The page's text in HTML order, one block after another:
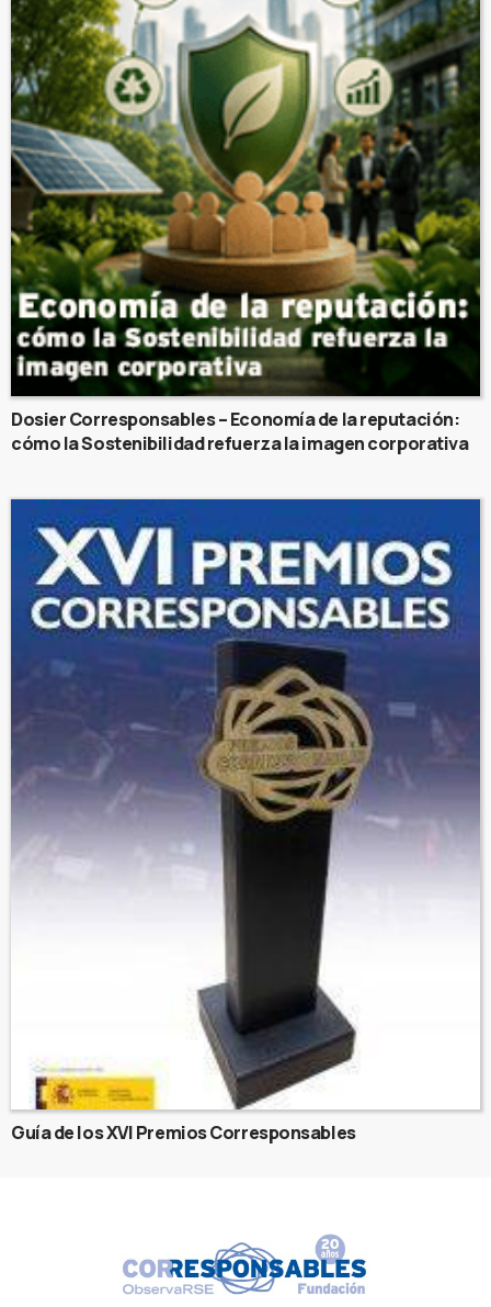
Dosier Corresponsables – Economía de la reputación:
cómo la Sostenibilidad refuerza la imagen corporativa
Guía de los XVI Premios Corresponsables